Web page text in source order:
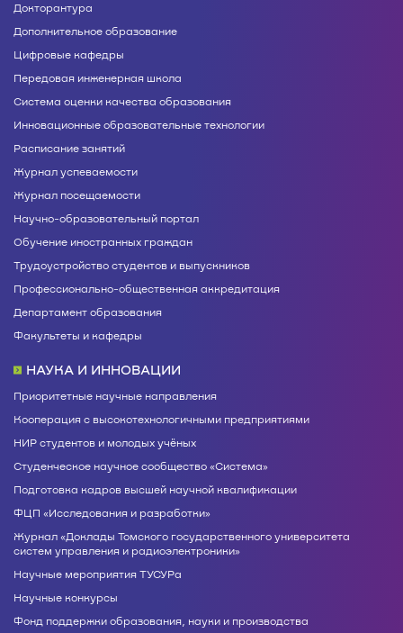
Докторантура
Дополнительное образование
Цифровые кафедры
Передовая инженерная школа
Система оценки качества образования
Инновационные образовательные технологии
Расписание занятий
Журнал успеваемости
Журнал посещаемости
Научно-образовательный портал
Обучение иностранных граждан
Трудоустройство студентов и выпускников
Профессионально-общественная аккредитация
Департамент образования
Факультеты и кафедры
НАУКА И ИННОВАЦИИ
Приоритетные научные направления
Кооперация с высокотехнологичными предприятиями
НИР студентов и молодых учёных
Студенческое научное сообщество «Система»
Подготовка кадров высшей научной квалификации
ФЦП «Исследования и разработки»
Журнал «Доклады Томского государственного университета
систем управления и радиоэлектроники»
Научные мероприятия ТУСУРа
Научные конкурсы
Фонд поддержки образования, науки и производства